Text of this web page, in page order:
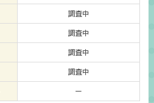
調査中
調査中
調査中
調査中
ー